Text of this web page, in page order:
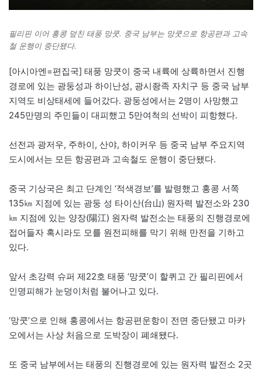
필리핀 이어 홍콩 덮친 태풍 망쿳. 중국 남부는 망쿳으로 항공편과 고속
철 운행이 중단됐다.
[아시아엔=편집국] 태풍 망쿳이 중국 내륙에 상륙하면서 진행
경로에 있는 광둥성과 하이난성, 광시좡족 자치구 등 중국 남부
지역도 비상태세에 들어갔다. 광둥성에서는 2명이 사망했고
245만명의 주민들이 대피했고 5만여척의 선박이 피항했다.
선전과 광저우, 주하이, 산야, 하이커우 등 중국 남부 주요지역
도시에서는 모든 항공편과 고속철도 운행이 중단됐다.
중국 기상국은 최고 단계인 ‘적색경보’를 발령했고 홍콩 서쪽
135㎞ 지점에 있는 광둥 성 타이산(台山) 원자력 발전소와 230
㎞ 지점에 있는 양장(陽江) 원자력 발전소는 태풍의 진행경로에
접어들자 혹시라도 모를 원전피해를 막기 위해 만전을 기하고
있다.
앞서 초강력 슈퍼 제22호 태풍 ‘망쿳’이 할퀴고 간 필리핀에서
인명피해가 눈덩이처럼 불어나고 있다.
‘망쿳’으로 인해 홍콩에서는 항공편운항이 전면 중단됐고 마카
오에서는 사상 처음으로 도박장이 폐쇄됐다.
또 중국 남부에서는 태풍의 진행경로에 있는 원자력 발전소 2곳